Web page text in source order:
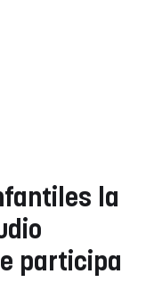
la
participa